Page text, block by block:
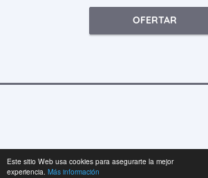
Este sitio Web usa cookies para asegurarte la mejor
experiencia. Más información
OFERTAR